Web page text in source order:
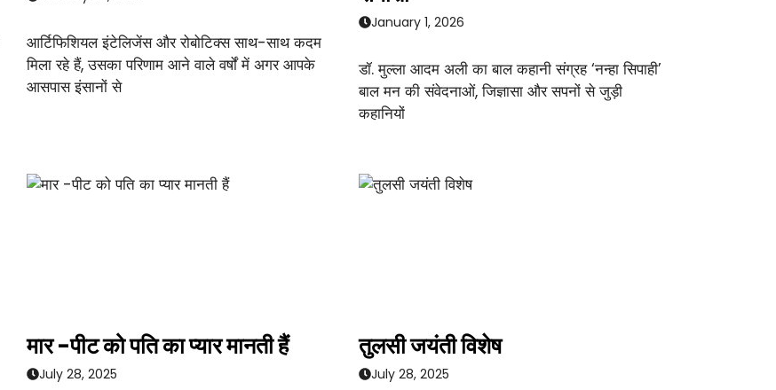
आर्टिफिशियल इंटेलिजेंस और रोबोटिक्स साथ-साथ कदम
मिला रहे हैं, उसका परिणाम आने वाले वर्षों में अगर आपके
आसपास इंसानों से
January 1, 2026
डॉ. मुल्ला आदम अली का बाल कहानी संग्रह ‘नन्हा सिपाही’
बाल मन की संवेदनाओं, जिज्ञासा और सपनों से जुड़ी
कहानियों
मार -पीट को पति का प्यार मानती हैं
July 28, 2025
तुलसी जयंती विशेष
July 28, 2025